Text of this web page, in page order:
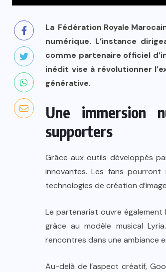
La Fédération Royale
numérique. L’instance
comme partenaire officiel
inédit vise à révolutionner
générative.
Une immersion
supporters
Grâce aux outils développés
innovantes. Les fans pourront
technologies de création
Le partenariat ouvre également
grâce au modèle musical
rencontres dans une ambiance
Au-delà de l’aspect créatif,